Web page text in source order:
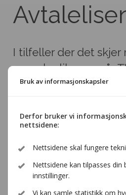
Bruk av informasjonskapsler
Derfor bruker vi
nettsidene:
Nettsidene skal fungere
Nettsidene kan tilpasses din
innstillinger.
Vi kan samle statistikk om
I tilfeller der det skjer
av verk, slik som når
tilbyr hundrevis av
utgitte verk til bruk i
er det praktisk talt
brukeren å innhente
betale vederlag til
rettighetshaver som